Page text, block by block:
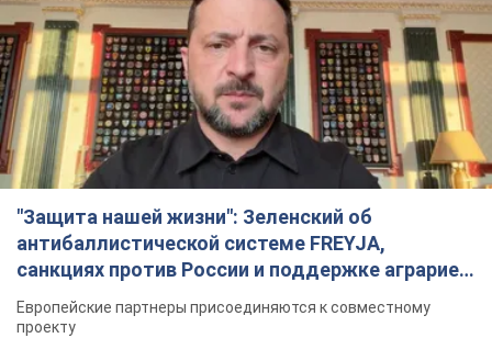
"Защита нашей жизни": Зеленский об
антибаллистической системе FREYJA,
санкциях против России и поддержке аграриев.
Видео
Европейские партнеры присоединяются к совместному
проекту